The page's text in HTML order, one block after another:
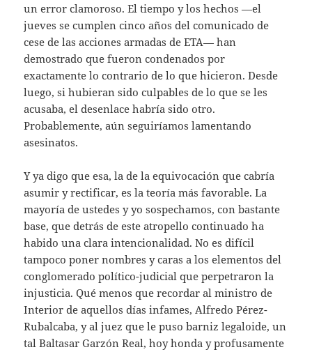
un error clamoroso. El tiempo y los hechos —el
jueves se cumplen cinco años del comunicado de
cese de las acciones armadas de ETA— han
demostrado que fueron condenados por
exactamente lo contrario de lo que hicieron. Desde
luego, si hubieran sido culpables de lo que se les
acusaba, el desenlace habría sido otro.
Probablemente, aún seguiríamos lamentando
asesinatos.
Y ya digo que esa, la de la equivocación que cabría
asumir y rectificar, es la teoría más favorable. La
mayoría de ustedes y yo sospechamos, con bastante
base, que detrás de este atropello continuado ha
habido una clara intencionalidad. No es difícil
tampoco poner nombres y caras a los elementos del
conglomerado político-judicial que perpetraron la
injusticia. Qué menos que recordar al ministro de
Interior de aquellos días infames, Alfredo Pérez-
Rubalcaba, y al juez que le puso barniz legaloide, un
tal Baltasar Garzón Real, hoy honda y profusamente